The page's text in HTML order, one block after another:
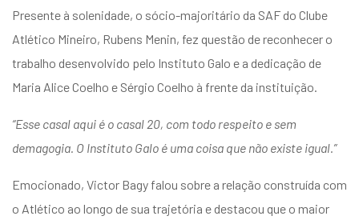
Presente à solenidade, o sócio-majoritário da SAF do Clube
Atlético Mineiro, Rubens Menin, fez questão de reconhecer o
trabalho desenvolvido pelo Instituto Galo e a dedicação de
Maria Alice Coelho e Sérgio Coelho à frente da instituição.
“Esse casal aqui é o casal 20, com todo respeito e sem
demagogia. O Instituto Galo é uma coisa que não existe igual.”
Emocionado, Victor Bagy falou sobre a relação construída com
o Atlético ao longo de sua trajetória e destacou que o maior